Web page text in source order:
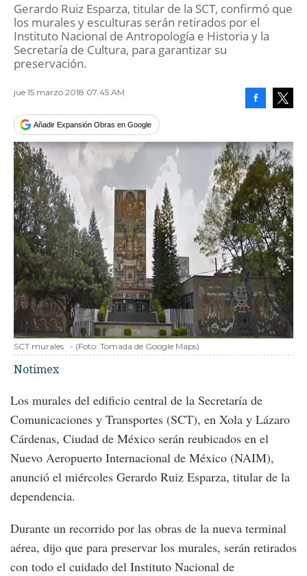
Gerardo Ruiz Esparza, titular de la SCT, confirmó que
los murales y esculturas serán retirados por el
Instituto Nacional de Antropología e Historia y la
Secretaría de Cultura, para garantizar su
preservación.
jue 15 marzo 2018 07:45 AM
Añadir Expansión Obras en Google
SCT murales - (Foto: Tomada de Google Maps)
Notimex
Los murales del edificio central de la Secretaría de
Comunicaciones y Transportes (SCT), en Xola y Lázaro
Cárdenas, Ciudad de México serán reubicados en el
Nuevo Aeropuerto Internacional de México (NAIM),
anunció el miércoles Gerardo Ruiz Esparza, titular de la
dependencia.
Durante un recorrido por las obras de la nueva terminal
aérea, dijo que para preservar los murales, serán retirados
con todo el cuidado del Instituto Nacional de